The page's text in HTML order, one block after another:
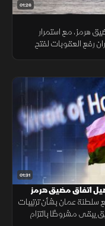
01:26
هرمز، مع استمرار
رفع العقوبات لفتح
01:31
اتفاق مضيق هرمز
سلطنة عمان بشأن ترتيبات
يبقى مشروطًا بالتزام